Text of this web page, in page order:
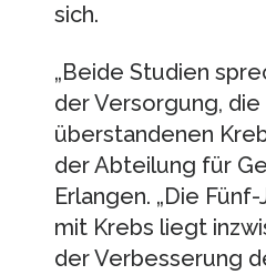
sich.
„Beide Studien
der Versorgung,
überstandenen
der Abteilung für
Erlangen. „Die
mit Krebs liegt
der Verbesserung